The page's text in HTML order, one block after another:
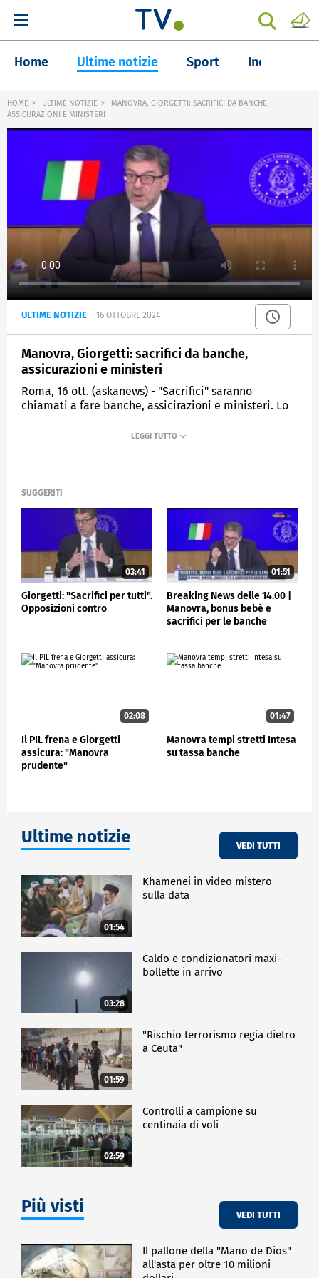
Home Ultime notizie Sport Inchieste
HOME ULTIME NOTIZIE
MANOVRA, GIORGETTI: SACRIFICI DA BANCHE,
ASSICURAZIONI E MINISTERI
ULTIME NOTIZIE 16 OTTOBRE 2024
Manovra, Giorgetti: sacrifici da banche,
assicurazioni e ministeri
Roma, 16 ott. (askanews) - "Sacrifici" saranno
chiamati a fare banche, assicirazioni e ministeri. Lo
Giorgetti, nella conferenza stampa sulla manovra.
taglio del 5% medio della spesa corrente".
SUGGERITI
03:41
Giorgetti: "Sacrifici per tutti".
Opposizioni contro
01:51
Breaking News delle 14.00 |
Manovra, bonus bebè e
sacrifici per le banche
02:08
Il PIL frena e Giorgetti
assicura: "Manovra
prudente"
01:47
Manovra tempi stretti Intesa
su tassa banche
Ultime notizie VEDI TUTTI
01:54
Khamenei in video mistero
sulla data
03:28
Caldo e condizionatori maxi-
bollette in arrivo
01:59
"Rischio terrorismo regia dietro
a Ceuta"
02:59
Controlli a campione su
centinaia di voli
Più visti VEDI TUTTI
Il pallone della "Mano de Dios"
all'asta per oltre 10 milioni